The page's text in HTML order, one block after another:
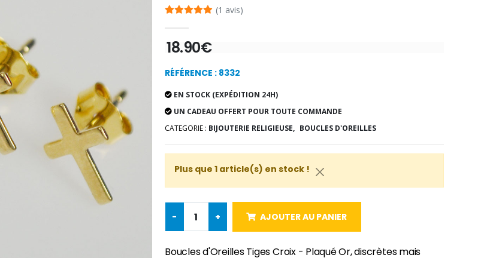
(1 avis)
18.90€
RÉFÉRENCE : 8332
EN STOCK (EXPÉDITION 24H)
UN CADEAU OFFERT POUR TOUTE COMMANDE
CATEGORIE : BIJOUTERIE RELIGIEUSE, BOUCLES D'OREILLES
Plus que 1 article(s) en stock !
- + AJOUTER AU PANIER
Boucles d'Oreilles Tiges Croix - Plaqué Or, discrètes mais